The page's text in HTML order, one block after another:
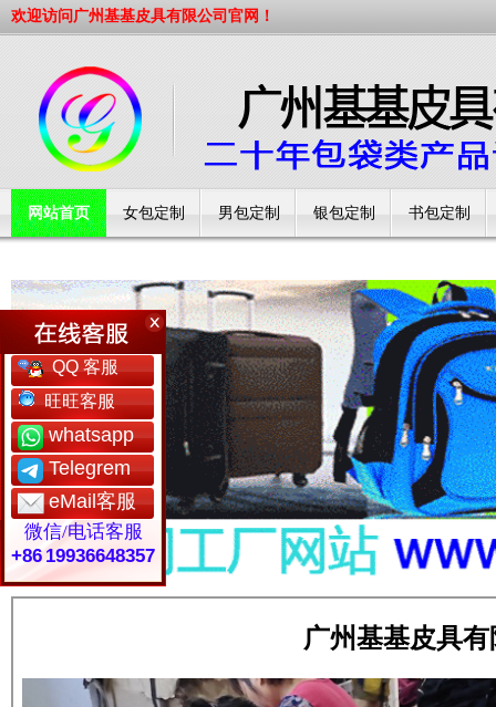
欢迎访问广州基基皮具有限公司官网！
网站首页 女包定制 男包定制 银包定制 书包定制
QQ 客服
旺旺客服
whatsapp
Telegrem
eMail客服
微信/电话客服
+86 19936648357